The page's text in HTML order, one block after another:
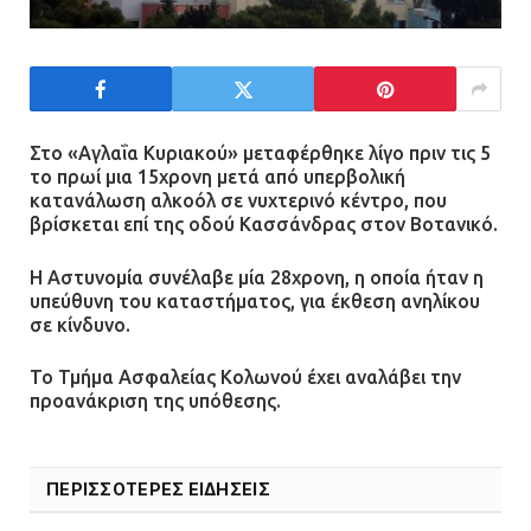
21.07.2026 | 13:35
Τροχαίο στην Πειραιώς: ΙΧ
συγκρούστηκε με φορτηγό – Ένας
τραυματίας και κυκλοφοριακό χάος
21.07.2026 | 13:12
τζαμαρία και μπήκε μέσα σε μαγαζί
13.07.2026 | 21:32
Η Οινόη αποκτά μια νέα, σύγχρονη
Στο «Αγλαΐα Κυριακού» μεταφέρθηκε λίγο πριν τις 5
το πρωί μια 15χρονη μετά από υπερβολική
κατανάλωση αλκοόλ σε νυχτερινό κέντρο, που
βρίσκεται επί της οδού Κασσάνδρας στον Βοτανικό.
Η Αστυνομία συνέλαβε μία 28χρονη, η οποία ήταν η
υπεύθυνη του καταστήματος, για έκθεση ανηλίκου
σε κίνδυνο.
Το Τμήμα Ασφαλείας Κολωνού έχει αναλάβει την
προανάκριση της υπόθεσης.
ΠΕΡΙΣΣΟΤΕΡΕΣ ΕΙΔΗΣΕΙΣ